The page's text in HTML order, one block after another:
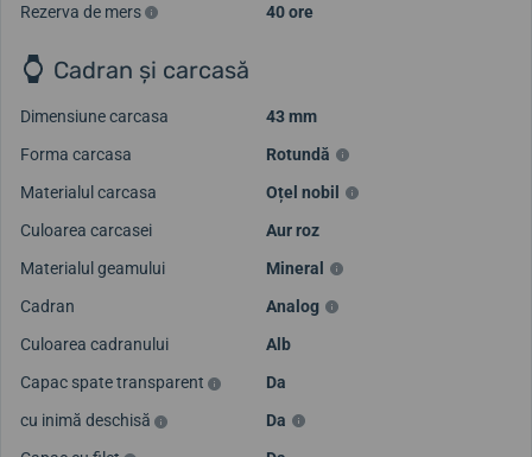
Rezerva de mers
40 ore
Cadran și carcasă
Dimensiune carcasa
43 mm
Forma carcasa
Rotundă
Materialul carcasa
Oțel nobil
Culoarea carcasei
Aur roz
Materialul geamului
Mineral
Cadran
Analog
Culoarea cadranului
Alb
Capac spate transparent
Da
cu inimă deschisă
Da